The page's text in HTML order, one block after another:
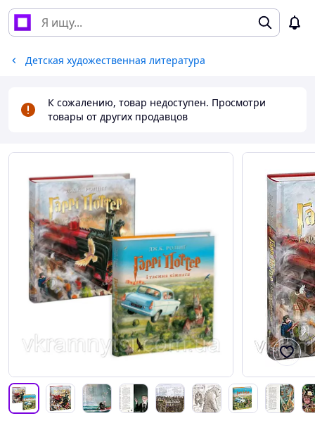
Детская художественная литература
К сожалению, товар недоступен. Просмотри
товары от других продавцов